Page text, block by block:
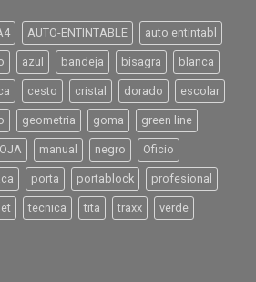
AUTO-ENTINTABLE auto entintabl
azul bandeja bisagra blanca
cesto cristal dorado escolar
geometria goma green line
manual negro Oficio
porta portablock profesional
tecnica tita traxx verde